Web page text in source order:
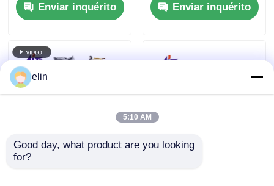
Enviar inquérito
Enviar inquérito
elin
5:10 AM
Good day, what product are you looking
for?